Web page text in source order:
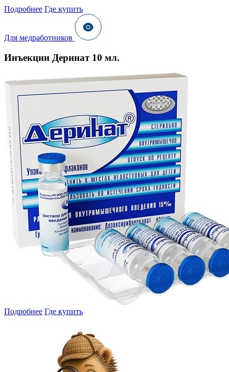
Подробнее Где купить
Для медработников
Инъекции Деринат 10 мл.
Подробнее Где купить